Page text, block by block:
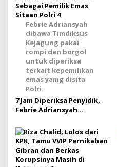
Febrie Adriansyah
dibawa Timdiksus
Kejagung pakai
rompi dan borgol
untuk diperiksa
terkait kepemilikan
emas yamg disita
Polri.
7 Jam Diperiksa Penyidik,
Febrie Adriansyah
Sebagai Pemilik Emas
Sitaan Polri